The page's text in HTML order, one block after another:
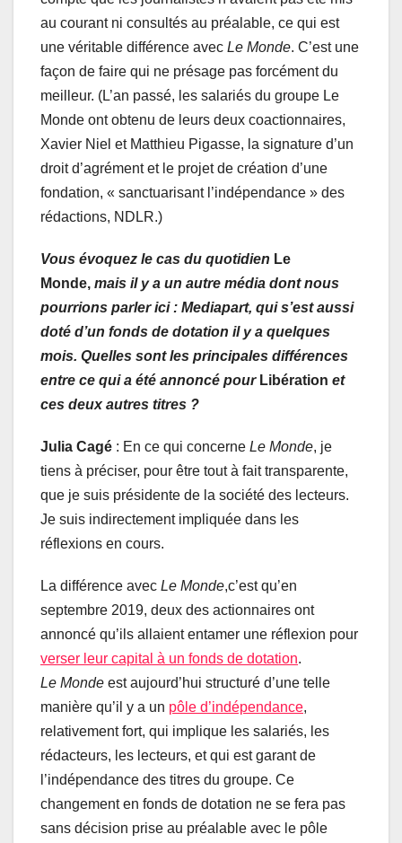
au courant ni consultés au préalable, ce qui est
une véritable différence avec Le Monde. C’est une
façon de faire qui ne présage pas forcément du
meilleur. (L’an passé, les salariés du groupe Le
Monde ont obtenu de leurs deux coactionnaires,
Xavier Niel et Matthieu Pigasse, la signature d’un
droit d’agrément et le projet de création d’une
fondation, « sanctuarisant l’indépendance » des
rédactions, NDLR.)
Vous évoquez le cas du quotidien Le
Monde, mais il y a un autre média dont nous
pourrions parler ici : Mediapart, qui s’est aussi
doté d’un fonds de dotation il y a quelques
mois. Quelles sont les principales différences
entre ce qui a été annoncé pourLibération et
ces deux autres titres ?
Julia Cagé : En ce qui concerne Le Monde, je
tiens à préciser, pour être tout à fait transparente,
que je suis présidente de la société des lecteurs.
Je suis indirectement impliquée dans les
réflexions en cours.
La différence avec Le Monde,c’est qu’en
septembre 2019, deux des actionnaires ont
annoncé qu’ils allaient entamer une réflexion pour
verser leur capital à un fonds de dotation.
Le Monde est aujourd’hui structuré d’une telle
manière qu’il y a un pôle d’indépendance,
relativement fort, qui implique les salariés, les
rédacteurs, les lecteurs, et qui est garant de
l’indépendance des titres du groupe. Ce
changement en fonds de dotation ne se fera pas
sans décision prise au préalable avec le pôle